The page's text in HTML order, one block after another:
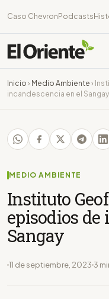
Caso Chevron Podcasts
Inicio › Medio Ambiente ›
incandescencia en el Sangay
MEDIO AMBIENTE
Instituto
episodios de
Sangay
11 de septiembre, 2023 3